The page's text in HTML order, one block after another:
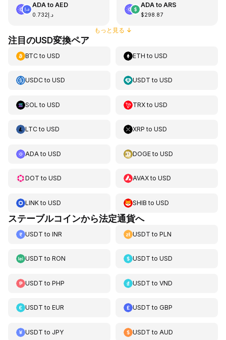
ADAto AED
د.إ0.732
ADAto ARS
$298.87
もっと見る ↓
注目のUSD変換ペア
BTCto USD ETH toUSD
USDCto USD USDT toUSD
SOL to USD TRXtoUSD
LTCto USD XRP toUSD
ADA to USD DOGEtoUSD
DOT to USD AVAXtoUSD
LINKto USD SHIB toUSD
ステーブルコインから法定通貨へ
USDT to INR USDT toPLN
USDT to RON USDT toUSD
USDT to PHP USDT toVND
USDT to EUR USDT toGBP
USDT to JPY USDT to AUD